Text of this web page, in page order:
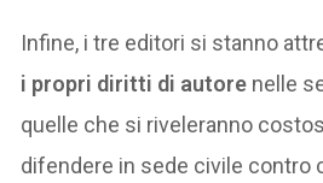
Infine, i tre editori si stanno
i propri diritti di autore nelle
quelle che si riveleranno
difendere in sede civile contro